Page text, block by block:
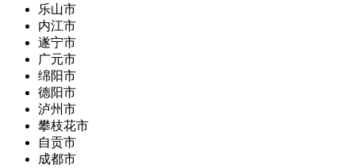
乐山市
内江市
遂宁市
广元市
绵阳市
德阳市
泸州市
攀枝花市
自贡市
成都市